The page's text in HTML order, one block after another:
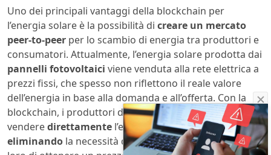
Uno dei principali vantaggi della blockchain per
l’energia solare è la possibilità di creare un mercato
peer-to-peer per lo scambio di energia tra produttori e
consumatori. Attualmente, l’energia solare prodotta dai
pannelli fotovoltaici viene venduta alla rete elettrica a
prezzi fissi, che spesso non riflettono il reale valore
dell’energia in base alla domanda e all’offerta. Con la
blockchain, i produttori di energia solare possono
venderedirettamente l’energia ai consumatori,
eliminando la necessità di intermediari e consentendo